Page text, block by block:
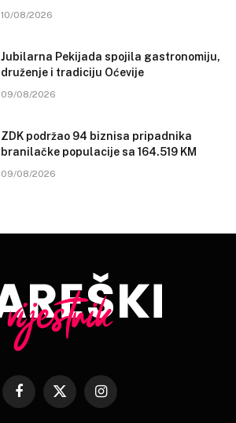
10/08/2026
Jubilarna Pekijada spojila gastronomiju,
druženje i tradiciju Oćevije
09/08/2026
ZDK podržao 94 biznisa pripadnika
branilačke populacije sa 164.519 KM
09/08/2026
Facebook
X
Instagram